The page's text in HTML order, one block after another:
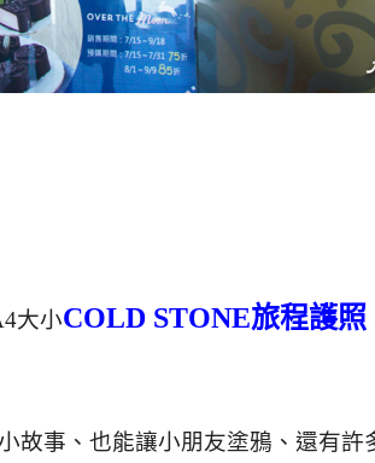
大小COLD STONE旅程護照
故事、也能讓小朋友塗鴉、還有許